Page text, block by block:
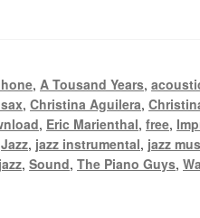
, A Tousand Years,
,Christina Aguilera,
, Eric Marienthal,free,
Jazz, jazz instrumental, jazz
,Sound,The Piano Guys,